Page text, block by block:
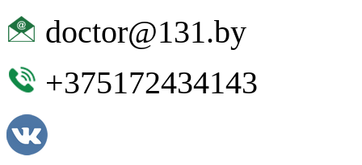
doctor@131.by
+375172434143